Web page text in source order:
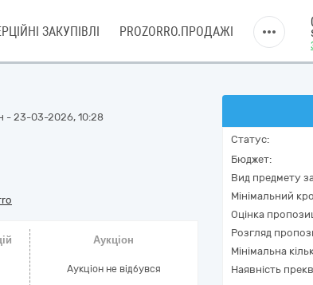
ЗАКУПІВЛІ PROZORRO.ПРОДАЖІ
- 23-03-2026, 10:28
Аукціон
Аукціон не відбувся
Статус:
Бюджет:
Вид предмету
Мінімальний
Оцінка
Розгляд
Мінімальна
Наявність